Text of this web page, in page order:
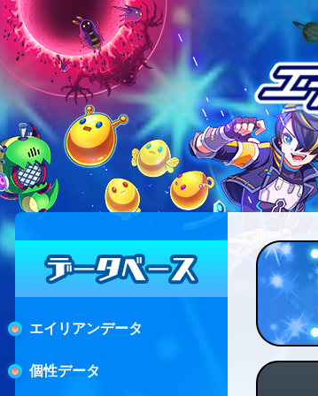
エイリアンデータ
個性データ